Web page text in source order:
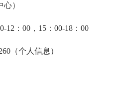
）
：00，15：00-18：00
（个人信息）